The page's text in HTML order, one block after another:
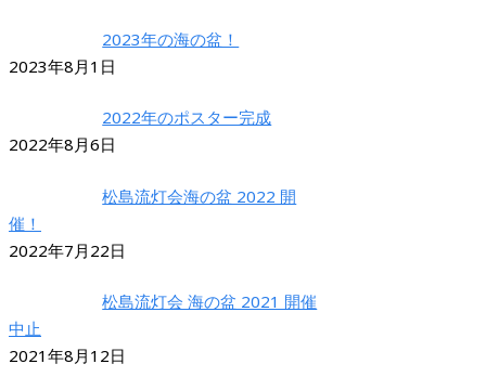
2023年の海の盆！
2023年8月1日
2022年のポスター完成
2022年8月6日
松島流灯会海の盆 2022 開
催！
2022年7月22日
松島流灯会 海の盆 2021 開催
中止
2021年8月12日